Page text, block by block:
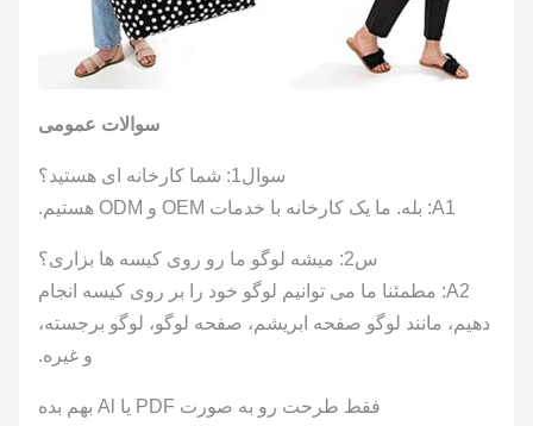
سوالات عمومی
سوال1: شما کارخانه ای هستید؟
A2: مطمئنا ما می توانیم لوگو خود را بر روی کیسه انجام
دهیم، مانند لوگو صفحه ابریشم، صفحه لوگو، لوگو برجسته،
و غیره.
فقط طرحت رو به صورت PDF یا Al بهم بده